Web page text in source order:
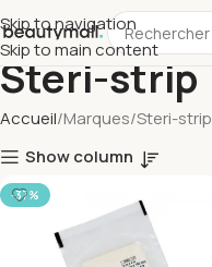
Skip to navigation
Skip to main content
Steri-strip
Accueil Marques Steri-strip
Show column
-37%